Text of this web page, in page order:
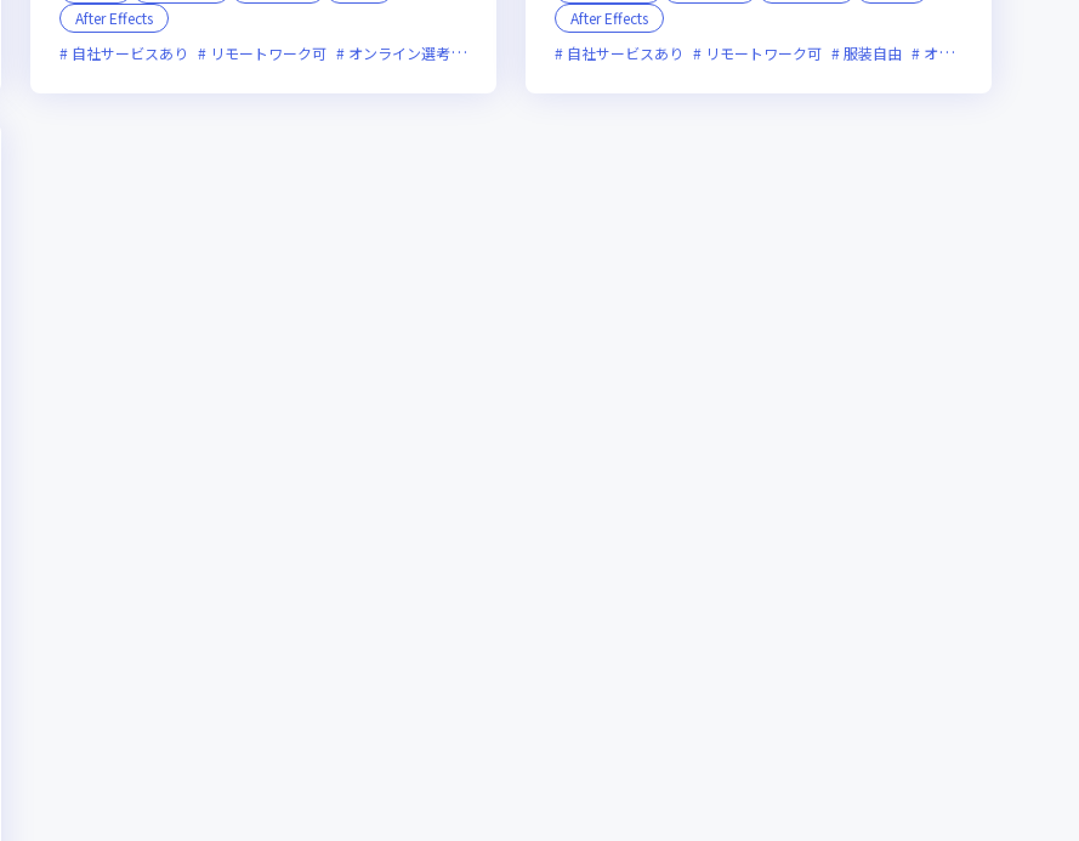
フレックス制度あり 新規立ち上げ 新技術に積極的 女性エンジニアが活躍中
After Effects
自社サービスあり
リモートワーク可 オンライン選考可 フレックス制度あり 新規立ち上げ 新技術に積極的 女性エンジニアが活躍中
After Effects
自社サービスあり
リモートワーク可 服装自由 オンライン選考可